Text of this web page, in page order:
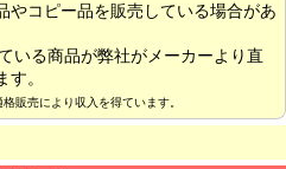
やコピー品を販売している場合があ
いる商品が弊社がメーカーより直
。
販売により収入を得ています。